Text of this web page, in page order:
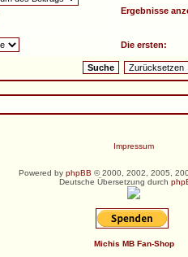
Ergebnisse
Die ersten:
Impressum
Powered by phpBB © 2000, 2002, 2005,
Deutsche Übersetzung durch
Michis MB Fan-Shop